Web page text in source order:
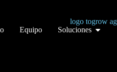
Equipo Soluciones